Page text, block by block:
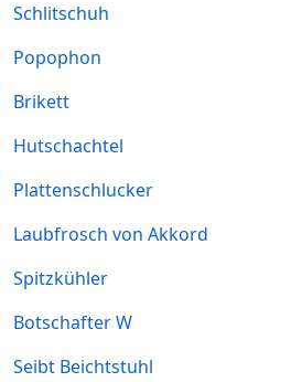
Schlitschuh
Popophon
Brikett
Hutschachtel
Plattenschlucker
Laubfrosch von Akkord
Spitzkühler
Botschafter W
Seibt Beichtstuhl